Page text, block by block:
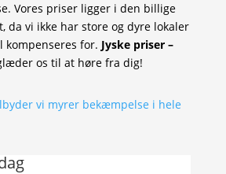
Vores priser ligger i den billige
da vi ikke har store og dyre lokaler
kompenseres for. Jyske priser –
os til at høre fra dig!
vi myrer bekæmpelse i hele